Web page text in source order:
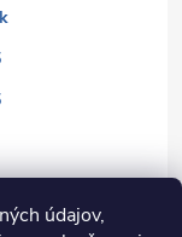
údajov,